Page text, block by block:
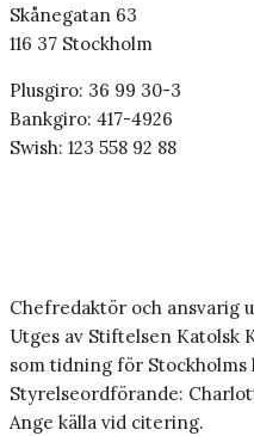
Skånegatan 63
116 37 Stockholm
Plusgiro: 36 99 30-3
Bankgiro: 417-4926
Swish: 123 558 92 88
Chefredaktör och ansvarig
Utges av Stiftelsen Katolsk
som tidning för Stockholms
Styrelseordförande:
Ange källa vid citering.